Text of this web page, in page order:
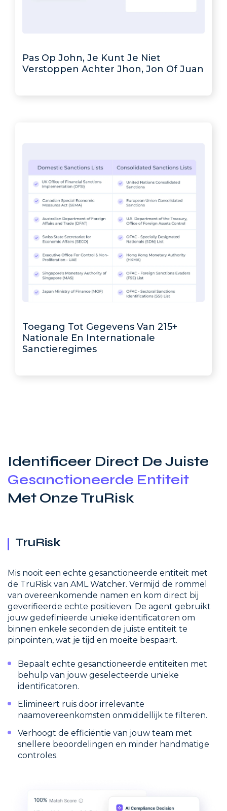
Pas Op John, Je Kunt Je Niet
Verstoppen Achter Jhon, Jon Of Juan
Toegang Tot Gegevens Van 215+
Nationale En Internationale
Sanctieregimes
Identificeer Direct De Juiste
Gesanctioneerde Entiteit
Met Onze TruRisk
TruRisk
Mis nooit een echte gesanctioneerde entiteit met
de TruRisk van AML Watcher. Vermijd de rommel
van overeenkomende namen en kom direct bij
geverifieerde echte positieven. De agent gebruikt
jouw gedefinieerde unieke identificatoren om
binnen enkele seconden de juiste entiteit te
pinpointen, wat je tijd en moeite bespaart.
Bepaalt echte gesanctioneerde entiteiten met
behulp van jouw geselecteerde unieke
identificatoren.
Elimineert ruis door irrelevante
naamovereenkomsten onmiddellijk te filteren.
Verhoogt de efficiëntie van jouw team met
snellere beoordelingen en minder handmatige
controles.